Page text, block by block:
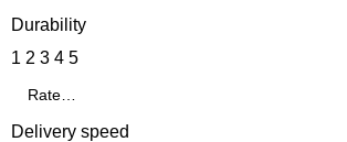
Durability
1 2 3 4 5
Delivery speed